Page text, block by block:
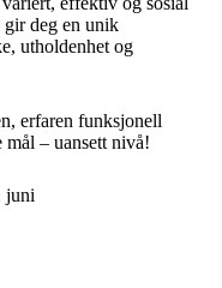
gir deg en unik
utholdenhet og
erfaren funksjonell
mål – uansett nivå!
juni